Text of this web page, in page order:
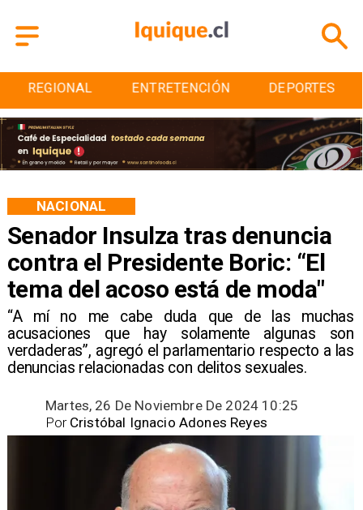
ENTRETENCIÓN DEPORTES CULTURA
Senador Insulza tras denuncia
contra el Presidente Boric: “El
tema del acoso está de moda"
“A mí no me cabe duda que de las muchas
acusaciones que hay solamente algunas son
verdaderas”, agregó el parlamentario respecto a las
denuncias relacionadas con delitos sexuales.
NACIONAL
Martes, 26 De Noviembre De 2024 10:25
Cristóbal Ignacio Adones Reyes
Por